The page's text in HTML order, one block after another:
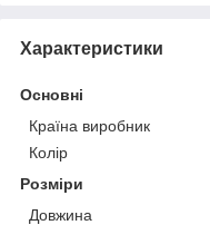
Характеристики
Основні
Країна виробник
Колір
Розміри
Довжина